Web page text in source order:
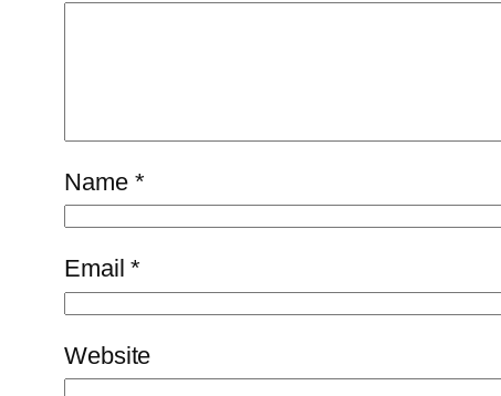
Name *
Email*
Website